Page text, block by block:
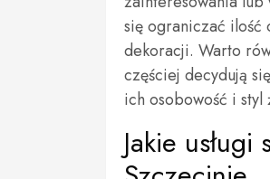
się ograniczać
dekoracji. Warto
częściej decydują
ich osobowość i styl
Jakie